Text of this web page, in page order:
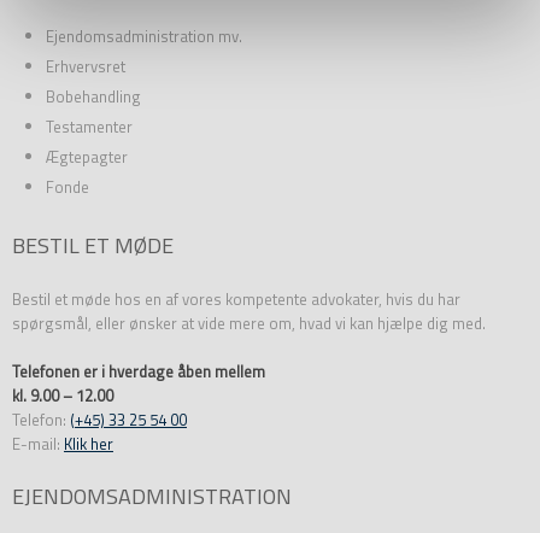
Ejendomsadministration mv.
Erhvervsret
Bobehandling
Testamenter
Ægtepagter
Fonde
BESTIL ET MØDE
Bestil et møde hos en af vores kompetente advokater, hvis du har
spørgsmål, eller ønsker at vide mere om, hvad vi kan hjælpe dig med.
Telefonen er i hverdage åben mellem
kl. 9.00 – 12.00
Telefon: (+45) 33 25 54 00
E-mail: Klik her
EJENDOMSADMINISTRATION